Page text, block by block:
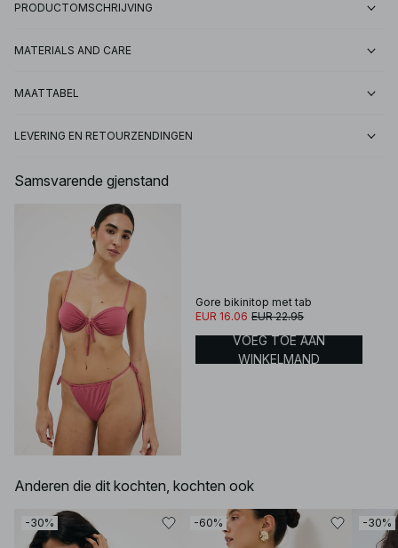
PRODUCTOMSCHRIJVING
MATERIALS AND CARE
MAATTABEL
LEVERING EN RETOURZENDINGEN
Samsvarende gjenstand
Gore bikinitop met tab
EUR 16.06 EUR 22.95
VOEG TOE AAN
WINKELMAND
Anderen die dit kochten, kochten ook
-30% -60% -30%